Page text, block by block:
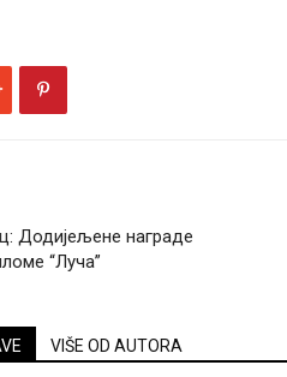
Додијељене награде
“Луча”
VIŠE OD AUTORA